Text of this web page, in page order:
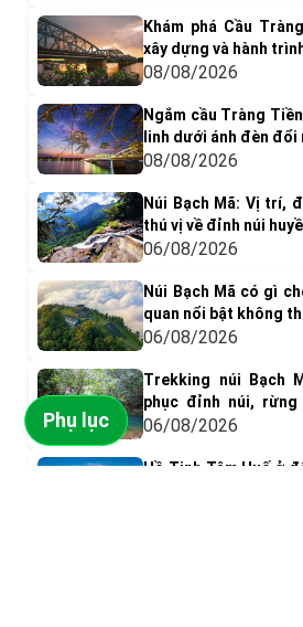
Khám phá Cầu
xây dựng và hành
08/08/2026
Ngắm cầu Tràng
linh dưới ánh đèn đổi
08/08/2026
Núi Bạch Mã: Vị trí,
thú vị về đỉnh núi
06/08/2026
Núi Bạch Mã có gì
quan nổi bật không
06/08/2026
Trekking núi Bạch
phục đỉnh núi,
nước tuyệt đẹp
06/08/2026
Hồ Tịnh Tâm Huế ở
Phụ lục